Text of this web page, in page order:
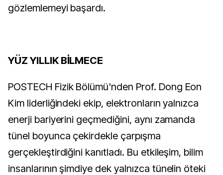
gözlemlemeyi başardı.
YÜZ YILLIK BİLMECE
POSTECH Fizik Bölümü'nden Prof. Dong Eon
Kim liderliğindeki ekip, elektronların yalnızca
enerji bariyerini geçmediğini, aynı zamanda
tünel boyunca çekirdekle çarpışma
gerçekleştirdiğini kanıtladı. Bu etkileşim, bilim
insanlarının şimdiye dek yalnızca tünelin öteki